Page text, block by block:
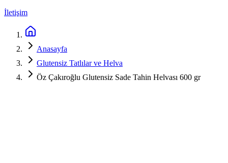
İletişim
Anasayfa
Glutensiz Tatlılar ve Helva
Öz Çakıroğlu Glutensiz Sade Tahin Helvası 600 gr